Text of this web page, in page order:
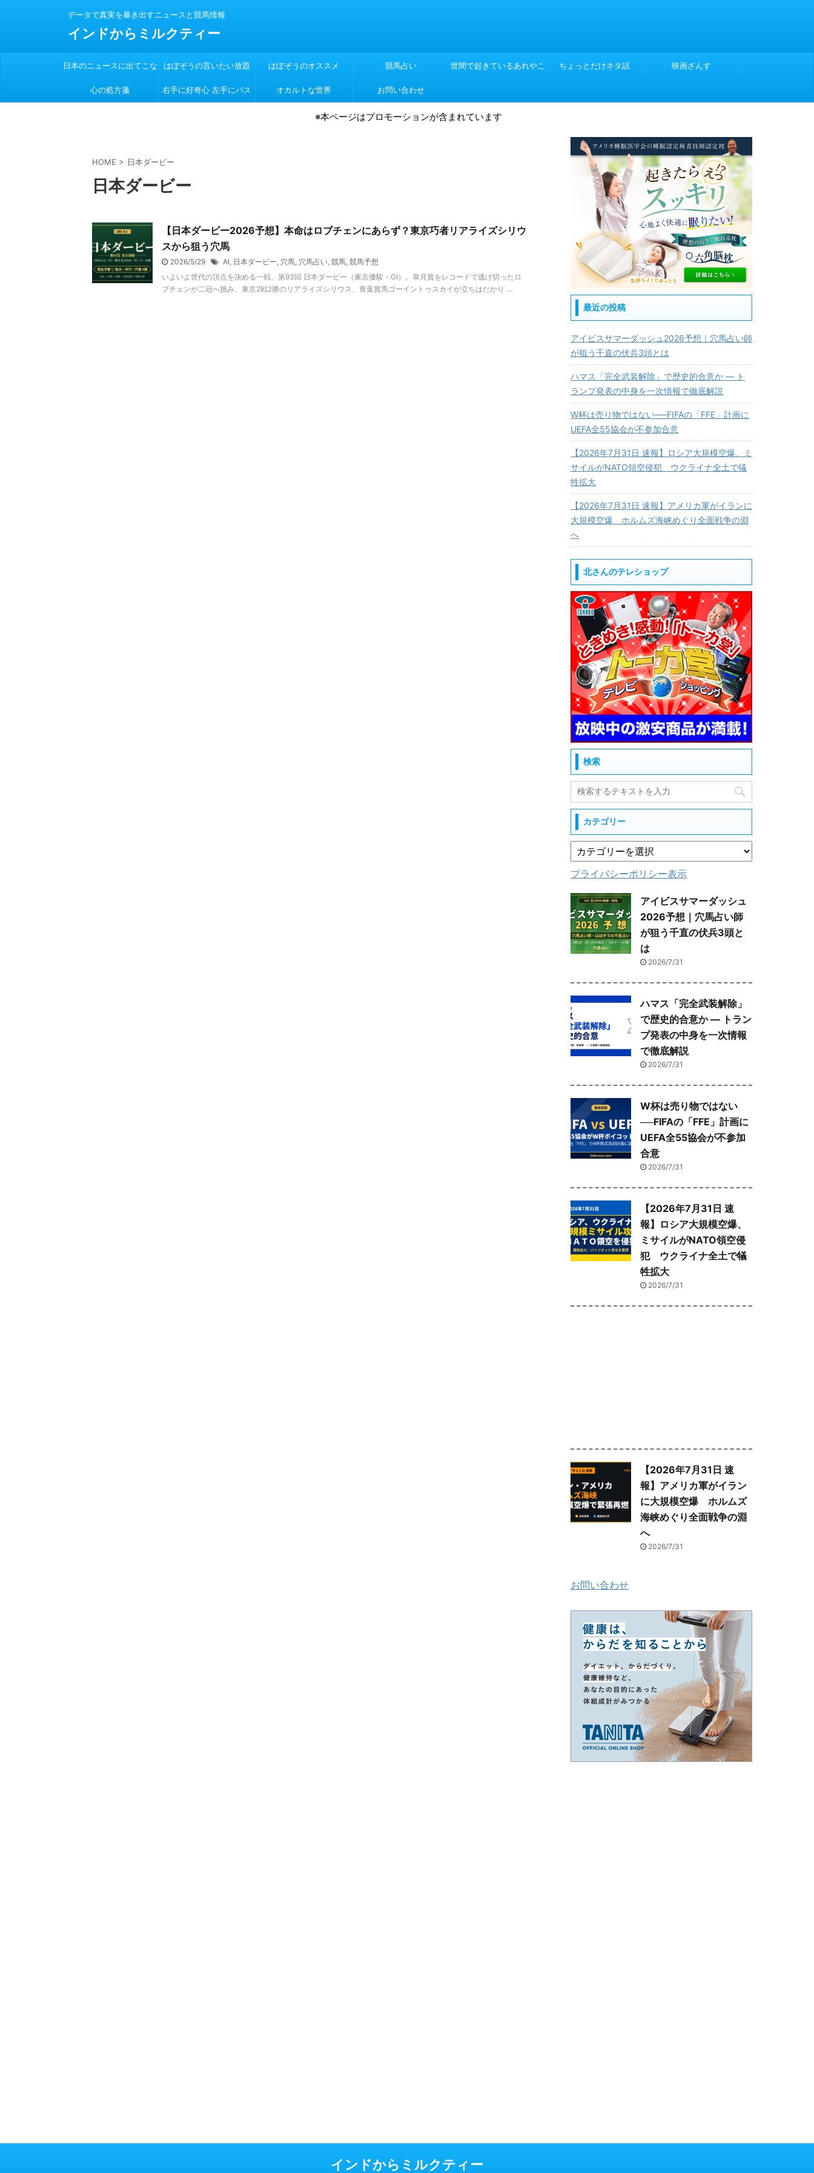
データで真実を暴き出すニュースと競馬情報
インドからミルクティー
日本のニュースに出てこな
い
はぼぞうの言いたい放題 はぼぞうのオススメ 競馬占い 世間で起きているあれやこ ちょっとだけネタ話 映画ざんす
心の処方箋 右手に好奇心 左手にパス オカルトな世界 お問い合わせ
※本ページはプロモーションが含まれています
HOME > 日本ダービー
日本ダービー
【日本ダービー2026予想】本命はロブチェンにあらず？東京巧者リアライズシリウ
スから狙う穴馬
2026/5/29 AI, 日本ダービー, 穴馬, 穴馬占い, 競馬, 競馬予想
いよいよ世代の頂点を決める一戦、第93回 日本ダービー（東京優駿・GⅠ）。皐月賞をレコードで逃げ切ったロ
ブチェンが二冠へ挑み、東京2戦2勝のリアライズシリウス、青葉賞馬ゴーイントゥスカイが立ちはだかり ...
最近の投稿
アイビスサマーダッシュ2026予想｜穴馬占い師
が狙う千直の伏兵3頭とは
ハマス「完全武装解除」で歴史的合意か ― ト
ランプ発表の中身を一次情報で徹底解説
W杯は売り物ではない──FIFAの「FFE」計画に
UEFA全55協会が不参加合意
【2026年7月31日 速報】ロシア大規模空爆、ミ
サイルがNATO領空侵犯 ウクライナ全土で犠
牲拡大
【2026年7月31日 速報】アメリカ軍がイランに
大規模空爆 ホルムズ海峡めぐり全面戦争の淵
へ
北さんのテレショップ
検索
カテゴリー
プライバシーポリシー表示
アイビスサマーダッシュ
2026予想｜穴馬占い師
が狙う千直の伏兵3頭と
は
2026/7/31
ハマス「完全武装解除」
で歴史的合意か ― トラン
プ発表の中身を一次情報
で徹底解説
2026/7/31
W杯は売り物ではない
──FIFAの「FFE」計画に
UEFA全55協会が不参加
合意
2026/7/31
【2026年7月31日 速
報】ロシア大規模空爆、
ミサイルがNATO領空侵
犯 ウクライナ全土で犠
牲拡大
2026/7/31
【2026年7月31日 速
報】アメリカ軍がイラン
に大規模空爆 ホルムズ
海峡めぐり全面戦争の淵
へ
2026/7/31
お問い合わせ
インドからミルクティー